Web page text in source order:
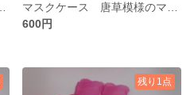
600円
残り1点